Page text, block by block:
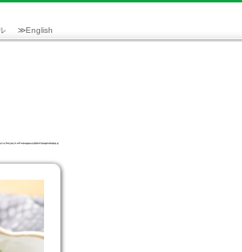
≫English